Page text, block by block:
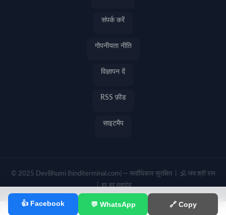
👍 Facebook 💬 WhatsApp 🔗 Copy
संपर्क करें
गोपनीयता नीति
विज्ञापन दें
RSS फ़ीड
साइटमैप
© 2025 DevBhumi (hinditerminal.com) — सर्वाधिकार सुरक्षित | 🕉️ जय श्री राम
| हर हर महादेव